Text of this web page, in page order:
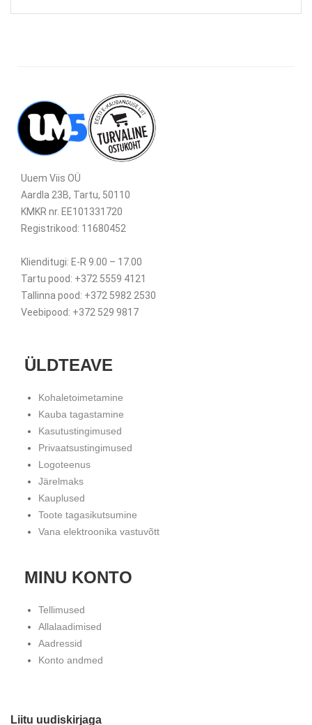
Uuem Viis OÜ
Aardla 23B, Tartu, 50110
KMKR nr. EE101331720
Registrikood: 11680452
Klienditugi: E-R 9.00 – 17.00
Tartu pood: +372 5559 4121
Tallinna pood: +372 5982 2530
Veebipood: +372 529 9817
ÜLDTEAVE
Kohaletoimetamine
Kauba tagastamine
Kasutustingimused
Privaatsustingimused
Logoteenus
Järelmaks
Kauplused
Toote tagasikutsumine
Vana elektroonika vastuvõtt
MINU KONTO
Tellimused
Allalaadimised
Aadressid
Konto andmed
Liitu uudiskirjaga